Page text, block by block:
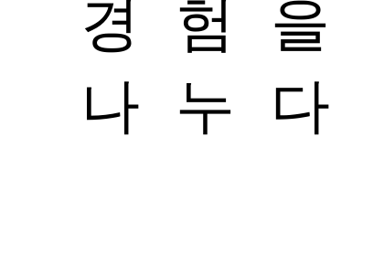
경 험 을
나 누 다